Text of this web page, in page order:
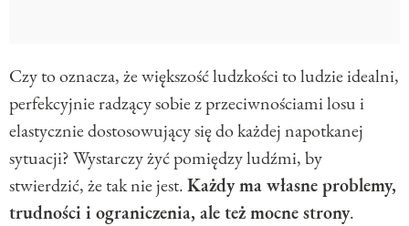
Czy to oznacza, że większość ludzkości to ludzie idealni,
perfekcyjnie radzący sobie z przeciwnościami losu i
elastycznie dostosowujący się do każdej napotkanej
sytuacji? Wystarczy żyć pomiędzy ludźmi, by
stwierdzić, że tak nie jest.Każdy ma własne problemy,
trudności i ograniczenia, ale też mocne strony.